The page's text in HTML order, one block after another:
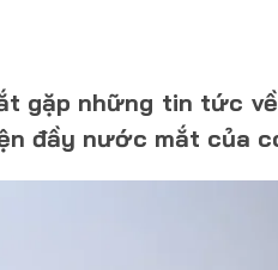
gặp những tin tức
đầy nước mắt của